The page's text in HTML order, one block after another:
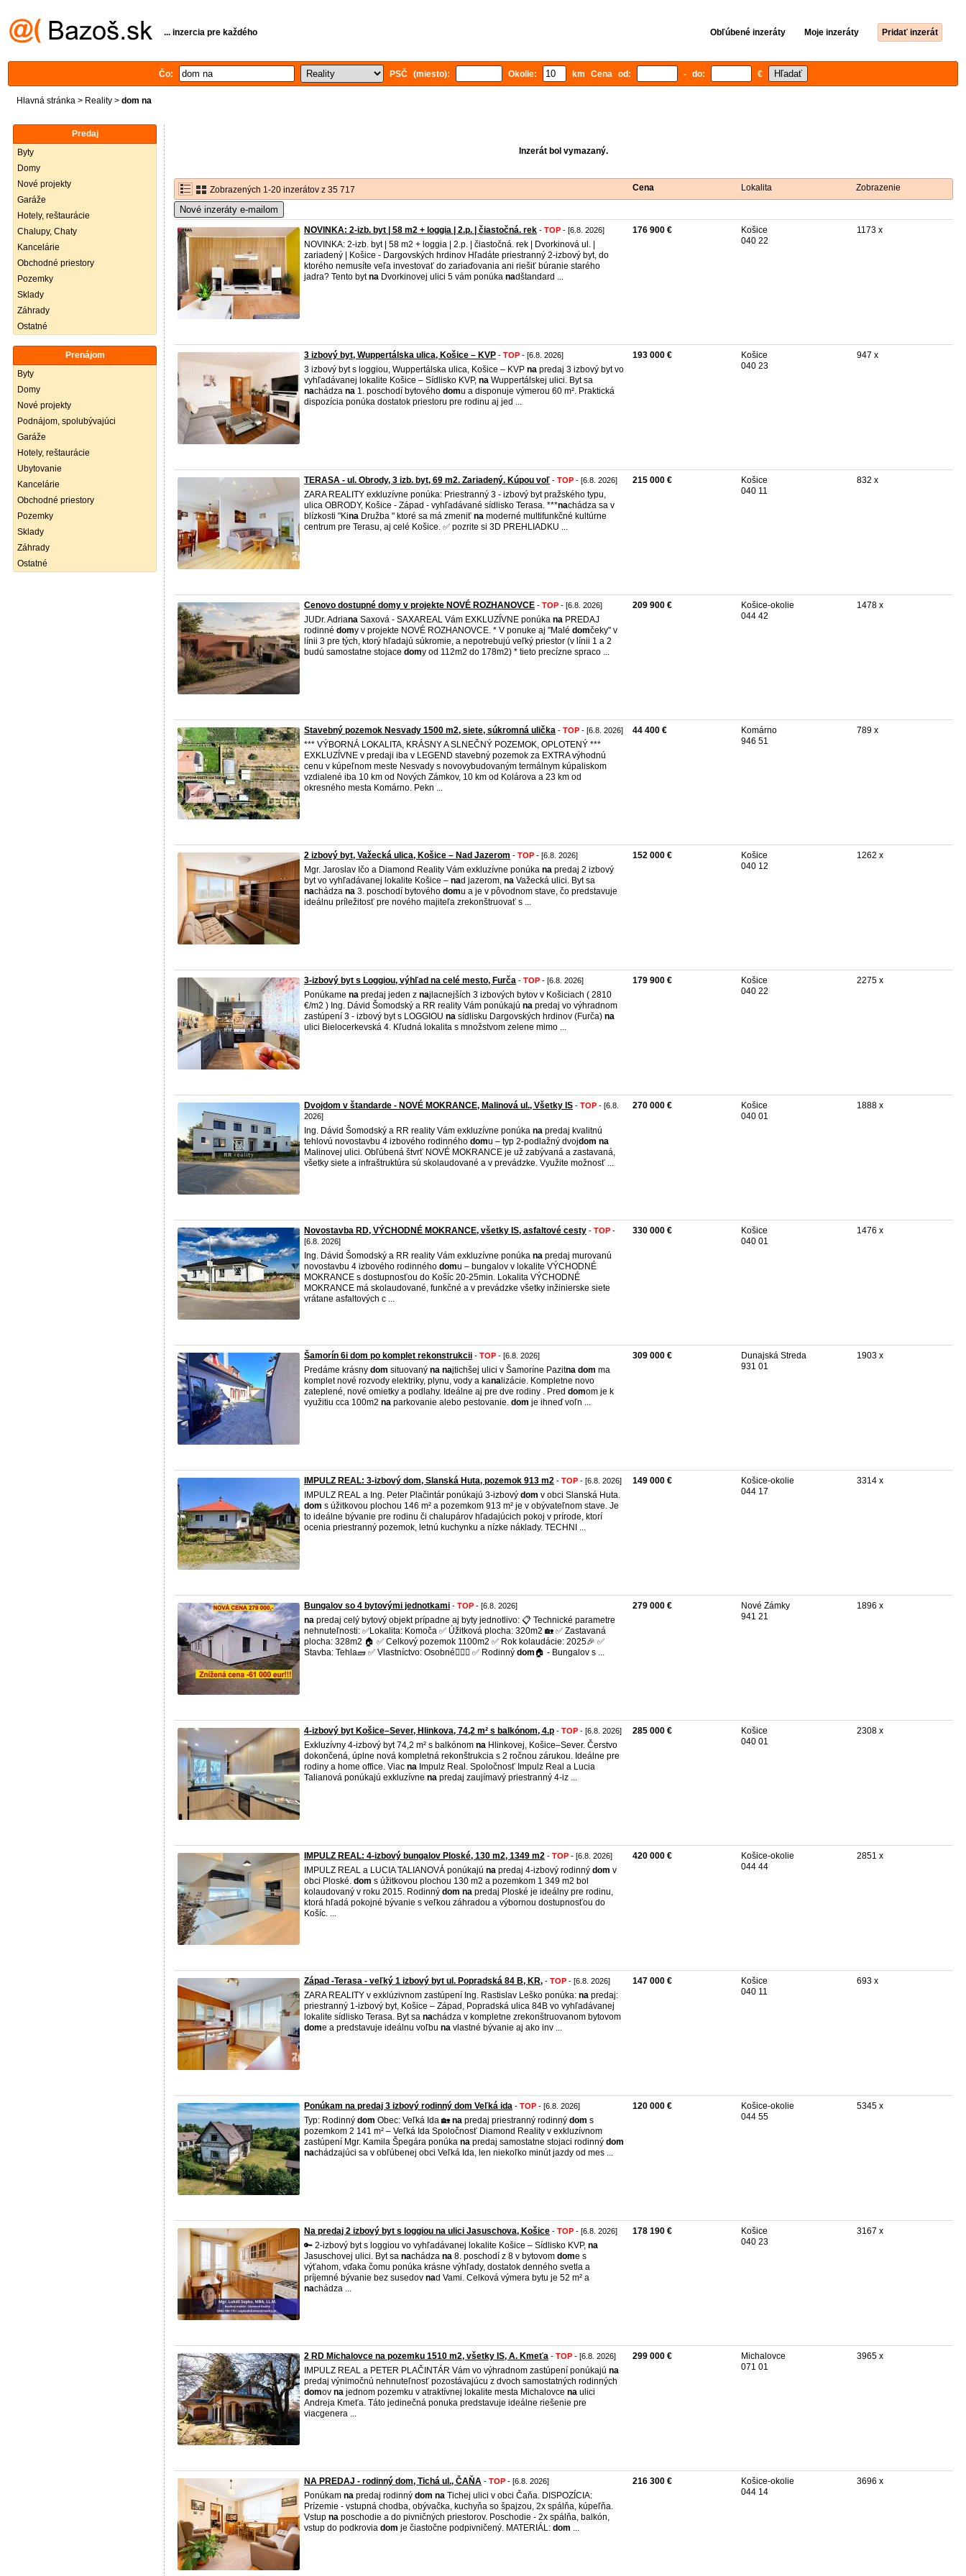
... inzercia pre každého Obľúbené inzeráty Moje inzeráty Pridať inzerát
Čo: PSČ (miesto): Okolie: km Cena od: - do: €
Hlavná stránka > Reality > dom na
Predaj
Byty
Domy
Nové projekty
Garáže
Hotely, reštaurácie
Chalupy, Chaty
Kancelárie
Obchodné priestory
Pozemky
Sklady
Záhrady
Ostatné
Prenájom
Byty
Domy
Nové projekty
Podnájom, spolubývajúci
Garáže
Hotely, reštaurácie
Ubytovanie
Kancelárie
Obchodné priestory
Pozemky
Sklady
Záhrady
Ostatné
Inzerát bol vymazaný.
Zobrazených 1-20 inzerátov z 35 717 Cena Lokalita Zobrazenie
Nové inzeráty e-mailom
NOVINKA: 2-izb. byt | 58 m2 + loggia | 2.p. | čiastočná. rek - TOP - [6.8. 2026]
NOVINKA: 2-izb. byt | 58 m2 + loggia | 2.p. | čiastočná. rek | Dvorkinová ul. |
zariadený | Košice - Dargovských hrdinov Hľadáte priestranný 2-izbový byt, do
ktorého nemusíte veľa investovať do zariaďovania ani riešiť búranie starého
jadra? Tento bytna Dvorkinovej ulici 5 vám ponúka nadštandard ...
176 900 €
Košice
040 22
1173 x
3 izbový byt, Wuppertálska ulica, Košice – KVP - TOP - [6.8. 2026]
3 izbový byt s loggiou, Wuppertálska ulica, Košice – KVP na predaj 3 izbový byt vo
vyhľadávanej lokalite Košice – Sídlisko KVP, na Wuppertálskej ulici. Byt sa
nachádza na 1. poschodí bytového domu a disponuje výmerou 60 m². Praktická
dispozícia ponúka dostatok priestoru pre rodinu aj jed ...
193 000 €
Košice
040 23
947 x
TERASA - ul. Obrody, 3 izb. byt, 69 m2. Zariadený. Kúpou voľ - TOP - [6.8. 2026]
ZARA REALITY exkluzívne ponúka: Priestranný 3 - izbový byt pražského typu,
ulica OBRODY, Košice - Západ - vyhľadávané sídlisko Terasa. ***nachádza sa v
blízkosti "Kina Družba " ktoré sa má zmeniť na moderné multifunkčné kultúrne
centrum pre Terasu, aj celé Košice. ✅ pozrite si 3D PREHLIADKU ...
215 000 €
Košice
040 11
832 x
Cenovo dostupné domy v projekte NOVÉ ROZHANOVCE - TOP - [6.8. 2026]
JUDr. Adriana Saxová - SAXAREAL Vám EXKLUZÍVNE ponúka na PREDAJ
rodinné domy v projekte NOVÉ ROZHANOVCE. * V ponuke aj "Malé domčeky" v
línii 3 pre tých, ktorý hľadajú súkromie, a nepotrebujú veľký priestor (v línii 1 a 2
budú samostatne stojace domy od 112m2 do 178m2) * tieto precízne spraco ...
209 900 €
Košice-okolie
044 42
1478 x
Stavebný pozemok Nesvady 1500 m2, siete, súkromná ulička - TOP - [6.8. 2026]
*** VÝBORNÁ LOKALITA, KRÁSNY A SLNEČNÝ POZEMOK, OPLOTENÝ ***
EXKLUZÍVNE v predaji iba v LEGEND stavebný pozemok za EXTRA výhodnú
cenu v kúpeľnom meste Nesvady s novovybudovaným termálnym kúpaliskom
vzdialené iba 10 km od Nových Zámkov, 10 km od Kolárova a 23 km od
okresného mesta Komárno. Pekn ...
44 400 €
Komárno
946 51
789 x
2 izbový byt, Važecká ulica, Košice – Nad Jazerom - TOP - [6.8. 2026]
Mgr. Jaroslav Ičo a Diamond Reality Vám exkluzívne ponúka na predaj 2 izbový
byt vo vyhľadávanej lokalite Košice – nad jazerom, na Važecká ulici. Byt sa
nachádza na 3. poschodí bytového domu a je v pôvodnom stave, čo predstavuje
ideálnu príležitosť pre nového majiteľa zrekonštruovať s ...
152 000 €
Košice
040 12
1262 x
3-izbový byt s Loggiou, výhľad na celé mesto, Furča - TOP - [6.8. 2026]
Ponúkame na predaj jeden z najlacnejších 3 izbových bytov v Košiciach ( 2810
€/m2 ) Ing. Dávid Šomodský a RR reality Vám ponúkajú na predaj vo výhradnom
zastúpení 3 - izbový byt s LOGGIOU na sídlisku Dargovských hrdinov (Furča) na
ulici Bielocerkevská 4. Kľudná lokalita s množstvom zelene mimo ...
179 900 €
Košice
040 22
2275 x
Dvojdom v štandarde - NOVÉ MOKRANCE, Malinová ul., Všetky IS - TOP - [6.8.
2026]
Ing. Dávid Šomodský a RR reality Vám exkluzívne ponúka na predaj kvalitnú
tehlovú novostavbu 4 izbového rodinného domu – typ 2-podlažný dvojdom na
Malinovej ulici. Obľúbená štvrť NOVÉ MOKRANCE je už zabývaná a zastavaná,
všetky siete a infraštruktúra sú skolaudované a v prevádzke. Využite možnosť ...
270 000 €
Košice
040 01
1888 x
Novostavba RD, VÝCHODNÉ MOKRANCE, všetky IS, asfaltové cesty - TOP -
[6.8. 2026]
Ing. Dávid Šomodský a RR reality Vám exkluzívne ponúka na predaj murovanú
novostavbu 4 izbového rodinného domu – bungalov v lokalite VÝCHODNÉ
MOKRANCE s dostupnosťou do Košíc 20-25min. Lokalita VÝCHODNÉ
MOKRANCE má skolaudované, funkčné a v prevádzke všetky inžinierske siete
vrátane asfaltových c ...
330 000 €
Košice
040 01
1476 x
Šamorín 6i dom po komplet rekonstrukcii - TOP - [6.8. 2026]
Predáme krásny dom situovaný na najtichšej ulici v Šamoríne Pazitna dom ma
komplet nové rozvody elektriky, plynu, vody a kana lizácie. Kompletne novo
zateplené, nové omietky a podlahy. Ideálne aj pre dve rodiny . Pred domom je k
využitiu cca 100m2 na parkovanie alebo pestovanie. dom je ihneď voľn ...
309 000 €
Dunajská Streda
931 01
1903 x
IMPULZ REAL: 3-izbový dom, Slanská Huta, pozemok 913 m2 - TOP - [6.8. 2026]
IMPULZ REAL a Ing. Peter Plačintár ponúkajú 3-izbový dom v obci Slanská Huta.
dom s úžitkovou plochou 146 m² a pozemkom 913 m² je v obývateľnom stave. Je
to ideálne bývanie pre rodinu či chalupárov hľadajúcich pokoj v prírode, ktorí
ocenia priestranný pozemok, letnú kuchynku a nízke náklady. TECHNI ...
149 000 €
Košice-okolie
044 17
3314 x
Bungalov so 4 bytovými jednotkami - TOP - [6.8. 2026]
na predaj celý bytový objekt prípadne aj byty jednotlivo: 📋 Technické parametre
nehnuteľnosti: ✅Lokalita: Komoča ✅ Úžitková plocha: 320m2 🏡 ✅ Zastavaná
plocha: 328m2 🏠 ✅ Celkový pozemok 1100m2 ✅ Rok kolaudácie: 2025🎉 ✅
Stavba: Tehla🧱 ✅ Vlastníctvo: Osobné💁🏼‍♂️ ✅ Rodinný dom 🏠 - Bungalov s ...
279 000 €
Nové Zámky
941 21
1896 x
4-izbový byt Košice–Sever, Hlinkova, 74,2 m² s balkónom, 4.p - TOP - [6.8. 2026]
Exkluzívny 4-izbový byt 74,2 m² s balkónom na Hlinkovej, Košice–Sever. Čerstvo
dokončená, úplne nová kompletná rekonštrukcia s 2 ročnou zárukou. Ideálne pre
rodiny a home office. Viac na Impulz Real. Spoločnosť Impulz Real a Lucia
Talianová ponúkajú exkluzívne na predaj zaujímavý priestranný 4-iz ...
285 000 €
Košice
040 01
2308 x
IMPULZ REAL: 4-izbový bungalov Ploské, 130 m2, 1349 m2 - TOP - [6.8. 2026]
IMPULZ REAL a LUCIA TALIANOVÁ ponúkajú na predaj 4-izbový rodinný dom v
obci Ploské. dom s úžitkovou plochou 130 m2 a pozemkom 1 349 m2 bol
kolaudovaný v roku 2015. Rodinný dom na predaj Ploské je ideálny pre rodinu,
ktorá hľadá pokojné bývanie s veľkou záhradou a výbornou dostupnosťou do
Košíc. ...
420 000 €
Košice-okolie
044 44
2851 x
Západ -Terasa - veľký 1 izbový byt ul. Popradská 84 B, KR, - TOP - [6.8. 2026]
ZARA REALITY v exklúzivnom zastúpení Ing. Rastislav Leško ponúka: na predaj:
priestranný 1-izbový byt, Košice – Západ, Popradská ulica 84B vo vyhľadávanej
lokalite sídlisko Terasa. Byt sa nachádza v kompletne zrekonštruovanom bytovom
dome a predstavuje ideálnu voľbu na vlastné bývanie aj ako inv ...
147 000 €
Košice
040 11
693 x
Ponúkam na predaj 3 izbový rodinný dom Veľká ida - TOP - [6.8. 2026]
Typ: Rodinný dom Obec: Veľká Ida 🏡 na predaj priestranný rodinný dom s
pozemkom 2 141 m² – Veľká Ida Spoločnosť Diamond Reality v exkluzívnom
zastúpení Mgr. Kamila Špegára ponúka na predaj samostatne stojaci rodinný dom
nachádzajúci sa v obľúbenej obci Veľká Ida, len niekoľko minút jazdy od mes ...
120 000 €
Košice-okolie
044 55
5345 x
Na predaj 2 izbový byt s loggiou na ulici Jasuschova, Košice - TOP - [6.8. 2026]
🔑 2-izbový byt s loggiou vo vyhľadávanej lokalite Košice – Sídlisko KVP, na
Jasuschovej ulici. Byt sa nachádza na 8. poschodí z 8 v bytovom dome s
výťahom, vďaka čomu ponúka krásne výhľady, dostatok denného svetla a
príjemné bývanie bez susedov nad Vami. Celková výmera bytu je 52 m² a
nachádza ...
178 190 €
Košice
040 23
3167 x
2 RD Michalovce na pozemku 1510 m2, všetky IS, A. Kmeťa - TOP - [6.8. 2026]
IMPULZ REAL a PETER PLAČINTÁR Vám vo výhradnom zastúpení ponúkajú na
predaj výnimočnú nehnuteľnosť pozostávajúcu z dvoch samostatných rodinných
domov na jednom pozemku v atraktívnej lokalite mesta Michalovce na ulici
Andreja Kmeťa. Táto jedinečná ponuka predstavuje ideálne riešenie pre
viacgenera ...
299 000 €
Michalovce
071 01
3965 x
NA PREDAJ - rodinný dom, Tichá ul., ČAŇA - TOP - [6.8. 2026]
Ponúkam na predaj rodinný dom na Tichej ulici v obci Čaňa. DISPOZÍCIA:
Prízemie - vstupná chodba, obývačka, kuchyňa so špajzou, 2x spálňa, kúpeľňa.
Vstup na poschodie a do pivničných priestorov. Poschodie - 2x spálňa, balkón,
vstup do podkrovia dom je čiastočne podpivničený. MATERIÁL: dom ...
216 300 €
Košice-okolie
044 14
3696 x